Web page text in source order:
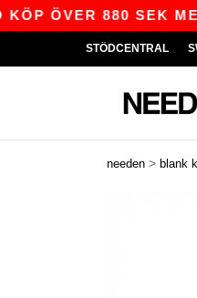
880 SEK MED
STÖDCENTRAL
needen > blank